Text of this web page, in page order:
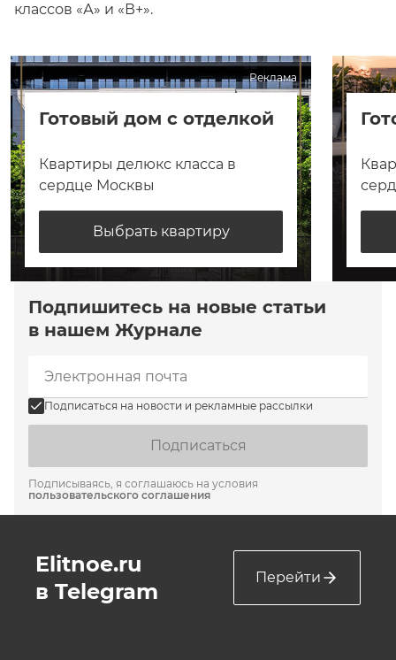
классов «А» и «В+».
Реклама
Готовый дом с отделкой
Квартиры делюкс класса в
сердце Москвы
Выбрать квартиру
Подпишитесь на новые статьи
в нашем Журнале
Подписаться на новости и рекламные рассылки
Подписаться
Подписываясь, я соглашаюсь на условия
пользовательского соглашения
Elitnoe.ru
в Telegram
Перейти